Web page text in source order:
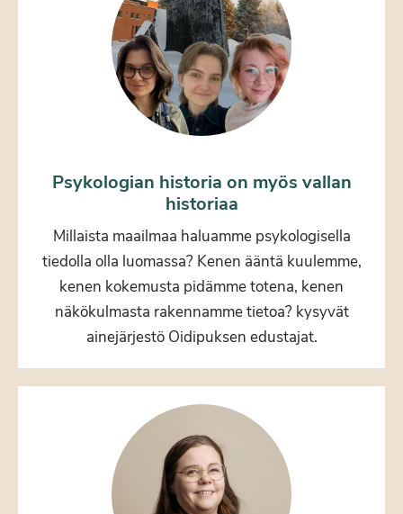
Psykologian historia on myös vallan
historiaa
Millaista maailmaa haluamme psykologisella
tiedolla olla luomassa? Kenen ääntä kuulemme,
kenen kokemusta pidämme totena, kenen
näkökulmasta rakennamme tietoa? kysyvät
ainejärjestö Oidipuksen edustajat.